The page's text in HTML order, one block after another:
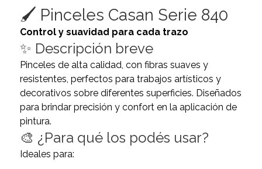
🖌️ Pinceles Casan Serie 840
Control y suavidad para cada trazo
✨ Descripción breve
Pinceles de alta calidad, con fibras suaves y
resistentes, perfectos para trabajos artísticos y
decorativos sobre diferentes superficies. Diseñados
para brindar precisión y confort en la aplicación de
pintura.
🎨 ¿Para qué los podés usar?
Ideales para: